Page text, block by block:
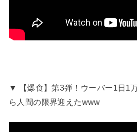
▼ 【爆食】第3弾！ウーバー1日1
ら人間の限界迎えたwww